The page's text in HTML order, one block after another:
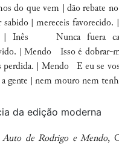
do que vem | dão rebate
sabido | mereceis
| Inês Nunca fuera
. | Mendo Isso é dobrar-
perdida. | Mendo E eu se
gente | nem mouro nem
da edição moderna
Auto de Rodrigo e Mendo,